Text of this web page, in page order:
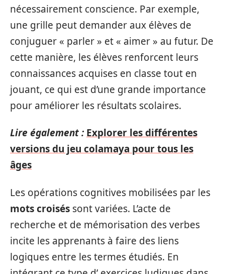
nécessairement conscience. Par exemple,
une grille peut demander aux élèves de
conjuguer « parler » et « aimer » au futur. De
cette manière, les élèves renforcent leurs
connaissances acquises en classe tout en
jouant, ce qui est d’une grande importance
pour améliorer les résultats scolaires.
Lire également : Explorer les différentes
versions du jeu colamaya pour tous les
âges
Les opérations cognitives mobilisées par les
mots croisés sont variées. L’acte de
recherche et de mémorisation des verbes
incite les apprenants à faire des liens
logiques entre les termes étudiés. En